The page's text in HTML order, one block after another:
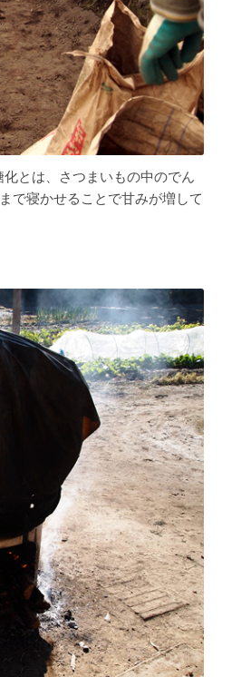
とは、さつまいもの中のでん
で寝かせることで甘みが増して